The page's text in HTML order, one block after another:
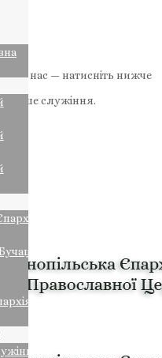
нас — натисніть нижче
наше служіння.